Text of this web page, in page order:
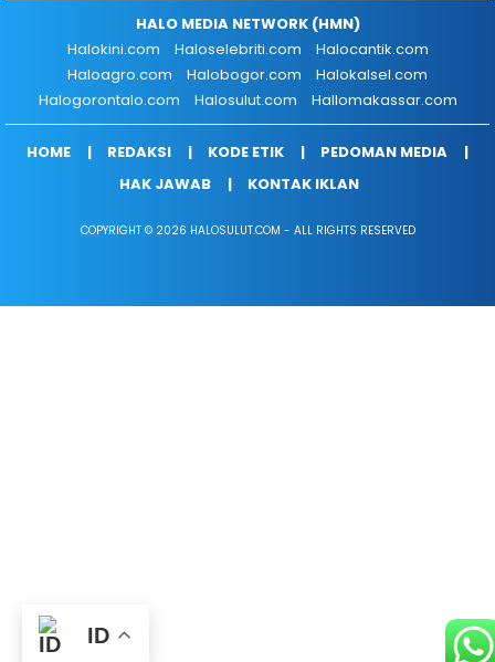
ID
HALO MEDIA NETWORK (HMN)
Halokini.com
Haloselebriti.com
Halocantik.com
Haloagro.com
Halobogor.com
Halokalsel.com
Halogorontalo.com
Halosulut.com Hallomakassar.com
HOME REDAKSI KODE ETIK
PEDOMAN MEDIA
HAK JAWAB
KONTAK IKLAN
COPYRIGHT © 2026 HALOSULUT.COM - ALL RIGHTS RESERVED